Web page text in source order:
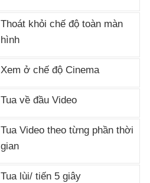
Thoát khỏi chế độ toàn màn
hình
Xem ở chế độ Cinema
Tua về đầu Video
Tua Video theo từng phần thời
gian
Tua lùi/ tiến 5 giây